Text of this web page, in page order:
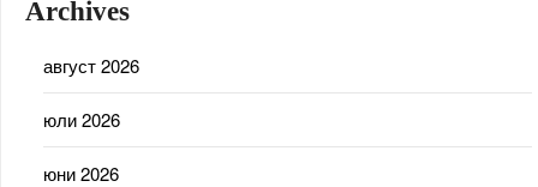
Archives
август 2026
юли 2026
юни 2026